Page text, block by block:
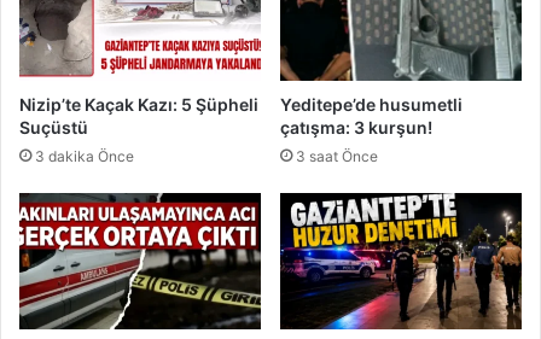
k
e
s
z
e
o
h
b
e
t
i
y
l
e
Nizip’te Kaçak Kazı: 5 Şüpheli
Suçüstü
3 dakika Önce
Yeditepe’de husumetli
çatışma: 3 kurşun!
3 saat Önce